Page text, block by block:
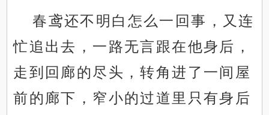
春鸢还不明白怎么一回事，又连
忙追出去，一路无言跟在他身后，
走到回廊的尽头，转角进了一间屋
前的廊下，窄小的过道里只有身后